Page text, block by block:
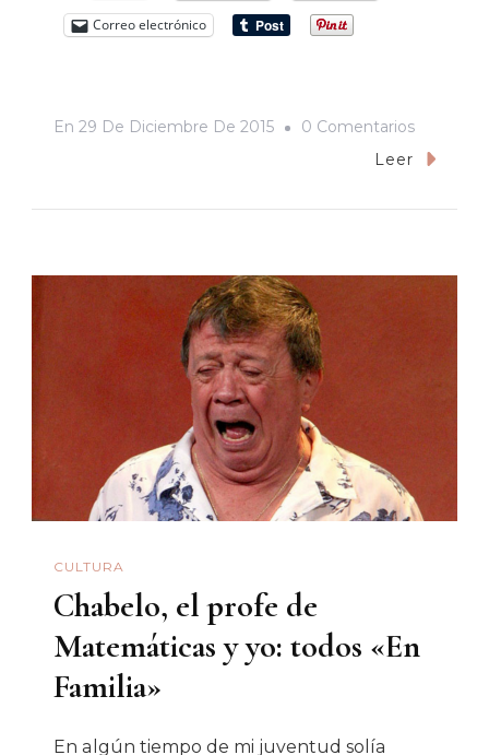
Correo electrónico
En 29 De Diciembre De 2015 0 ComentariosEn
Cuando
Leer
CULTURA
Chabelo, el profe de
Matemáticas y yo: todos «En
Familia»
En algún tiempo de mi juventud solía